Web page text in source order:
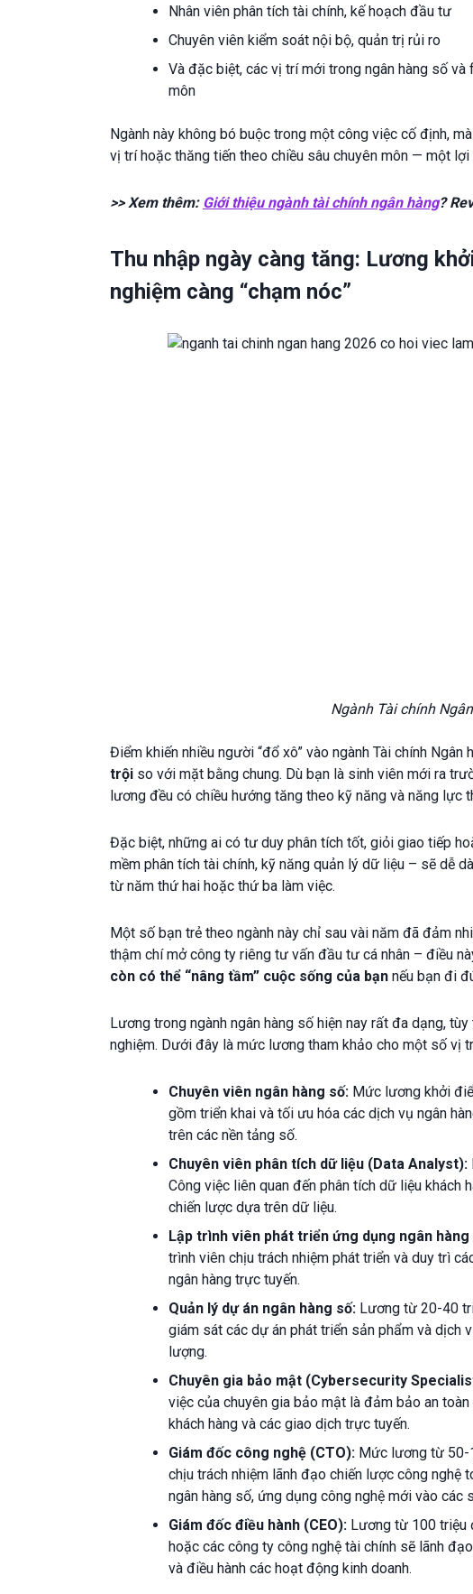
Nhân viên phân tích tài chính, kế hoạch đầu tư
Chuyên viên kiểm soát nội bộ, quản trị rủi ro
Và đặc biệt, các vị trí mới trong ngân hàng số
môn
Ngành này không bó buộc trong một công việc cố định,
vị trí hoặc thăng tiến theo chiều sâu chuyên môn — một
>> Xem thêm: Giới thiệu ngành tài chính ngân hàng?
Thu nhập ngày càng tăng: Lương
nghiệm càng “chạm nóc”
Ngành Tài chính
Điểm khiến nhiều người “đổ xô” vào ngành Tài chính Ngân
trội so với mặt bằng chung. Dù bạn là sinh viên mới ra
lương đều có chiều hướng tăng theo kỹ năng và năng lực
Đặc biệt, những ai có tư duy phân tích tốt, giỏi giao tiếp
mềm phân tích tài chính, kỹ năng quản lý dữ liệu – sẽ dễ
từ năm thứ hai hoặc thứ ba làm việc.
Một số bạn trẻ theo ngành này chỉ sau vài năm đã đảm
thậm chí mở công ty riêng tư vấn đầu tư cá nhân – điều
còn có thể “nâng tầm” cuộc sống của bạn nếu bạn đi
Lương trong ngành ngân hàng số hiện nay rất đa dạng,
nghiệm. Dưới đây là mức lương tham khảo cho một số vị
Chuyên viên ngân hàng số: Mức lương khởi
gồm triển khai và tối ưu hóa các dịch vụ ngân
trên các nền tảng số.
Chuyên viên phân tích dữ liệu (Data Analyst):
Công việc liên quan đến phân tích dữ liệu khách
chiến lược dựa trên dữ liệu.
Lập trình viên phát triển ứng dụng ngân hàng
trình viên chịu trách nhiệm phát triển và duy trì
ngân hàng trực tuyến.
Quản lý dự án ngân hàng số: Lương từ 20-40
giám sát các dự án phát triển sản phẩm và dịch
lượng.
Chuyên gia bảo mật (Cybersecurity
việc của chuyên gia bảo mật là đảm bảo an
khách hàng và các giao dịch trực tuyến.
Giám đốc công nghệ (CTO): Mức lương từ 50-
chịu trách nhiệm lãnh đạo chiến lược công nghệ
ngân hàng số, ứng dụng công nghệ mới vào các
Giám đốc điều hành (CEO): Lương từ 100 triệu
hoặc các công ty công nghệ tài chính sẽ lãnh
và điều hành các hoạt động kinh doanh.